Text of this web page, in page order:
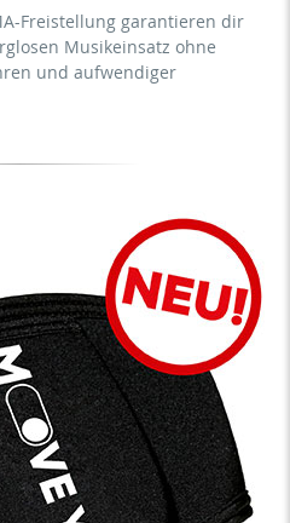
als DVD (bis 1.000 Stück)
Freistellung garantieren dir
Musikeinsatz ohne
und aufwendiger